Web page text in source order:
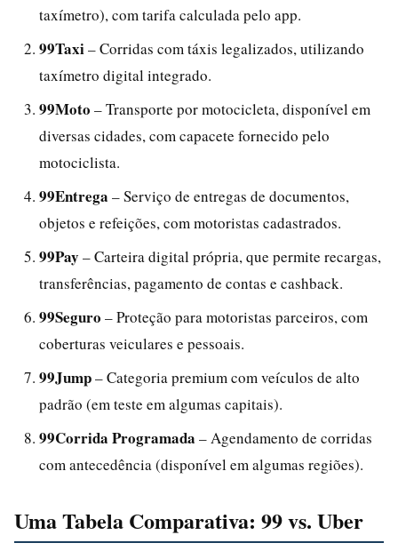
taxímetro), com tarifa calculada pelo app.
99Taxi– Corridas com táxis legalizados, utilizando
taxímetro digital integrado.
99Moto – Transporte por motocicleta, disponível em
diversas cidades, com capacete fornecido pelo
motociclista.
99Entrega – Serviço de entregas de documentos,
objetos e refeições, com motoristas cadastrados.
99Pay – Carteira digital própria, que permite recargas,
transferências, pagamento de contas e cashback.
99Seguro – Proteção para motoristas parceiros, com
coberturas veiculares e pessoais.
99Jump– Categoria premium com veículos de alto
padrão (em teste em algumas capitais).
99Corrida Programada – Agendamento de corridas
com antecedência (disponível em algumas regiões).
Uma Tabela Comparativa: 99 vs. Uber